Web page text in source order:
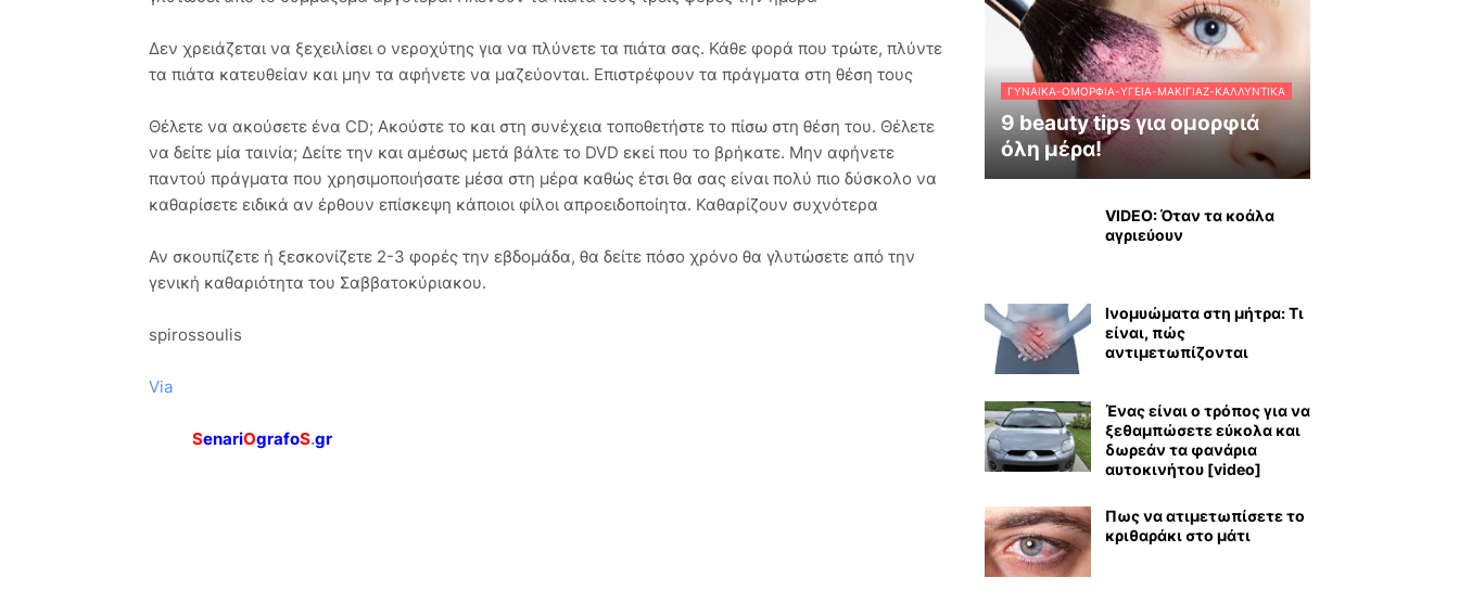
Δεν χρειάζεται να ξεχειλίσει ο νεροχύτης για να πλύνετε τα πιάτα σας. Κάθε φορά που τρώτε, πλύντε
τα πιάτα κατευθείαν και μην τα αφήνετε να μαζεύονται. Επιστρέφουν τα πράγματα στη θέση τους
Θέλετε να ακούσετε ένα CD; Ακούστε το και στη συνέχεια τοποθετήστε το πίσω στη θέση του. Θέλετε
να δείτε μία ταινία; Δείτε την και αμέσως μετά βάλτε το DVD εκεί που το βρήκατε. Μην αφήνετε
παντού πράγματα που χρησιμοποιήσατε μέσα στη μέρα καθώς έτσι θα σας είναι πολύ πιο δύσκολο να
καθαρίσετε ειδικά αν έρθουν επίσκεψη κάποιοι φίλοι απροειδοποίητα. Καθαρίζουν συχνότερα
Αν σκουπίζετε ή ξεσκονίζετε 2-3 φορές την εβδομάδα, θα δείτε πόσο χρόνο θα γλυτώσετε από την
γενική καθαριότητα του Σαββατοκύριακου.
spirossoulis
Via
SenariOgrafoS.gr
ΓΥΝΑΊΚΑ-ΟΜΟΡΦΙΆ-ΥΓΕΊΑ-ΜΑΚΙΓΙΆΖ-ΚΑΛΛΥΝΤΙΚΆ
9 beauty tips για ομορφιά
όλη μέρα!
VIDEO: Όταν τα κοάλα
αγριεύουν
Ινομυώματα στη μήτρα: Τι
είναι, πώς
αντιμετωπίζονται
Ένας είναι ο τρόπος για να
ξεθαμπώσετε εύκολα και
δωρεάν τα φανάρια
αυτοκινήτου [video]
Πως να ατιμετωπίσετε το
κριθαράκι στο μάτι